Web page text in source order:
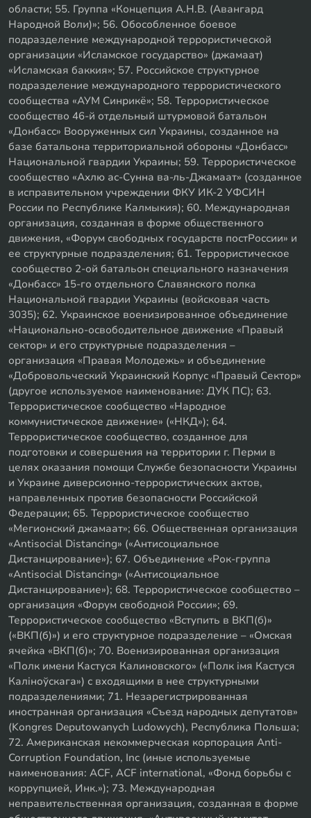
области; 55. Группа «Концепция А.Н.В. (Авангард
Народной Воли)»; 56. Обособленное боевое
подразделение международной террористической
организации «Исламское государство» (джамаат)
«Исламская баккия»; 57. Российское структурное
подразделение международного террористического
сообщества «АУМ Синрикё»; 58. Террористическое
сообщество 46-й отдельный штурмовой батальон
«Донбасс» Вооруженных сил Украины, созданное на
базе батальона территориальной обороны «Донбасс»
Национальной гвардии Украины; 59. Террористическое
сообщество «Ахлю ас-Сунна ва-ль-Джамаат» (созданное
в исправительном учреждении ФКУ ИК-2 УФСИН
России по Республике Калмыкия); 60. Международная
организация, созданная в форме общественного
движения, «Форум свободных государств постРоссии» и
ее структурные подразделения; 61. Террористическое
сообщество 2-ой батальон специального назначения
«Донбасс» 15-го отдельного Славянского полка
Национальной гвардии Украины (войсковая часть
3035); 62. Украинское военизированное объединение
«Национально-освободительное движение «Правый
сектор» и его структурные подразделения –
организация «Правая Молодежь» и объединение
«Добровольческий Украинский Корпус «Правый Сектор»
(другое используемое наименование: ДУК ПС); 63.
Террористическое сообщество «Народное
коммунистическое движение» («НКД»); 64.
Террористическое сообщество, созданное для
подготовки и совершения на территории г. Перми в
целях оказания помощи Службе безопасности Украины
и Украине диверсионно-террористических актов,
направленных против безопасности Российской
Федерации; 65. Террористическое сообщество
«Мегионский джамаат»; 66. Общественная организация
«Antisocial Distancing» («Антисоциальное
Дистанцирование»); 67. Объединение «Рок-группа
«Antisocial Distancing» («Антисоциальное
Дистанцирование»); 68. Террористическое сообщество –
организация «Форум свободной России»; 69.
Террористическое сообщество «Вступить в ВКП(б)»
(«ВКП(б)») и его структурное подразделение – «Омская
ячейка «ВКП(б)»; 70. Военизированная организация
«Полк имени Кастуся Калиновского» («Полк iмя Кастуся
Калiноўскага») с входящими в нее структурными
подразделениями; 71. Незарегистрированная
иностранная организация «Съезд народных депутатов»
(Kongres Deputowanych Ludowych), Республика Польша;
72. Американская некоммерческая корпорация Anti-
Corruption Foundation, Inc (иные используемые
наименования: ACF, ACF international, «Фонд борьбы с
коррупцией, Инк.»); 73. Международная
неправительственная организация, созданная в форме